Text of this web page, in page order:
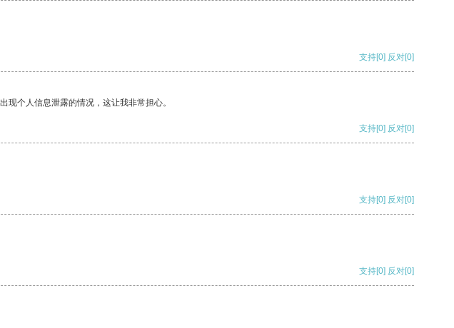
支持[0] 反对[0]
个人信息泄露的情况，这让我非常担心。
支持[0] 反对[0]
支持[0] 反对[0]
支持[0] 反对[0]